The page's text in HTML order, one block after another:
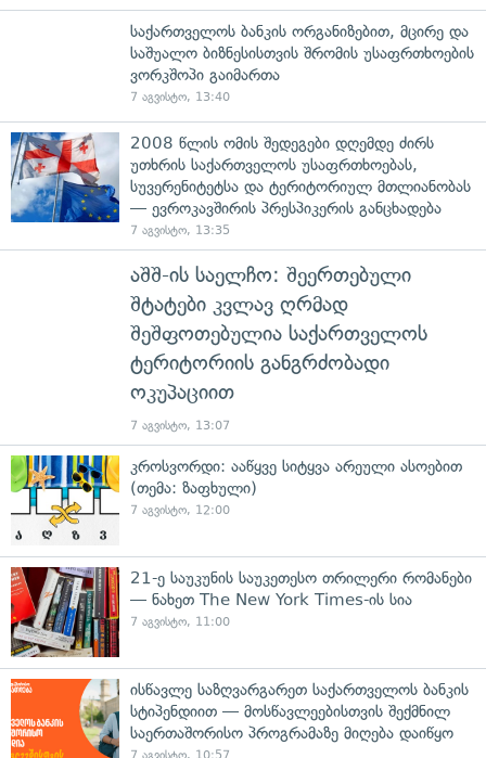
საქართველოს ბანკის ორგანიზებით, მცირე და
საშუალო ბიზნესისთვის შრომის უსაფრთხოების
ვორკშოპი გაიმართა
7 აგვისტო, 13:40
2008 წლის ომის შედეგები დღემდე ძირს
უთხრის საქართველოს უსაფრთხოებას,
სუვერენიტეტსა და ტერიტორიულ მთლიანობას
— ევროკავშირის პრესპიკერის განცხადება
7 აგვისტო, 13:35
აშშ-ის საელჩო: შეერთებული
შტატები კვლავ ღრმად
შეშფოთებულია საქართველოს
ტერიტორიის განგრძობადი
ოკუპაციით
7 აგვისტო, 13:07
კროსვორდი: ააწყვე სიტყვა არეული ასოებით
(თემა: ზაფხული)
7 აგვისტო, 12:00
21-ე საუკუნის საუკეთესო თრილერი რომანები
— ნახეთ The New York Times-ის სია
7 აგვისტო, 11:00
ისწავლე საზღვარგარეთ საქართველოს ბანკის
სტიპენდიით — მოსწავლეებისთვის შექმნილ
საერთაშორისო პროგრამაზე მიღება დაიწყო